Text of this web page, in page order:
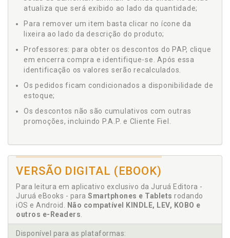
atualiza que será exibido ao lado da quantidade;
Para remover um item basta clicar no ícone da
lixeira ao lado da descrição do produto;
Professores: para obter os descontos do PAP, clique
em encerra compra e identifique-se. Após essa
identificação os valores serão recalculados.
Os pedidos ficam condicionados a disponibilidade de
estoque;
Os descontos não são cumulativos com outras
promoções, incluindo P.A.P. e Cliente Fiel.
VERSÃO DIGITAL (EBOOK)
Para leitura em aplicativo exclusivo da Juruá Editora -
Juruá eBooks - para Smartphones e Tablets rodando
iOS e Android.
Não compatível KINDLE, LEV, KOBO e
outros e-Readers
Disponível para as plataformas: